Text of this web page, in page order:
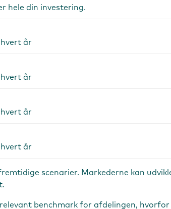
hele din investering.
år
år
år
år
scenarier. Markederne kan
benchmark for afdelingen,